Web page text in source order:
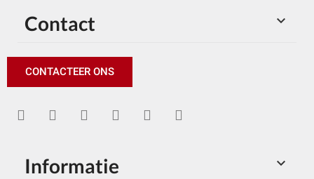

Contact
CONTACTEER ONS

Informatie